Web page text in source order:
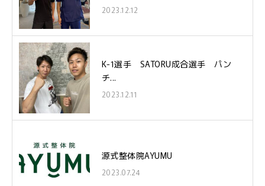
2023.12.12
K-1選手 SATORU成合選手 パン
チ...
2023.12.11
源式整体院AYUMU
2023.07.24